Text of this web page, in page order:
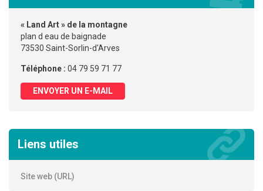
« Land Art » de la montagne
plan d eau de baignade
73530 Saint-Sorlin-d'Arves
Téléphone : 04 79 59 71 77
ENVOYER UN E-MAIL
Liens utiles
Site web (URL)